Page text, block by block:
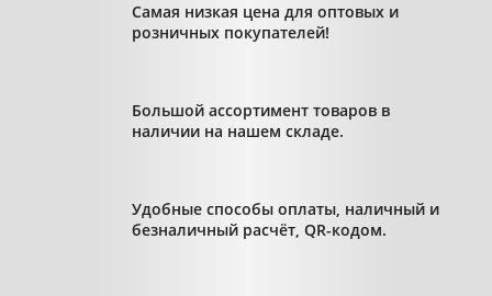
Самая низкая цена для оптовых и
розничных покупателей!
Большой ассортимент товаров в
наличии на нашем складе.
Удобные способы оплаты, наличный и
безналичный расчёт, QR-кодом.